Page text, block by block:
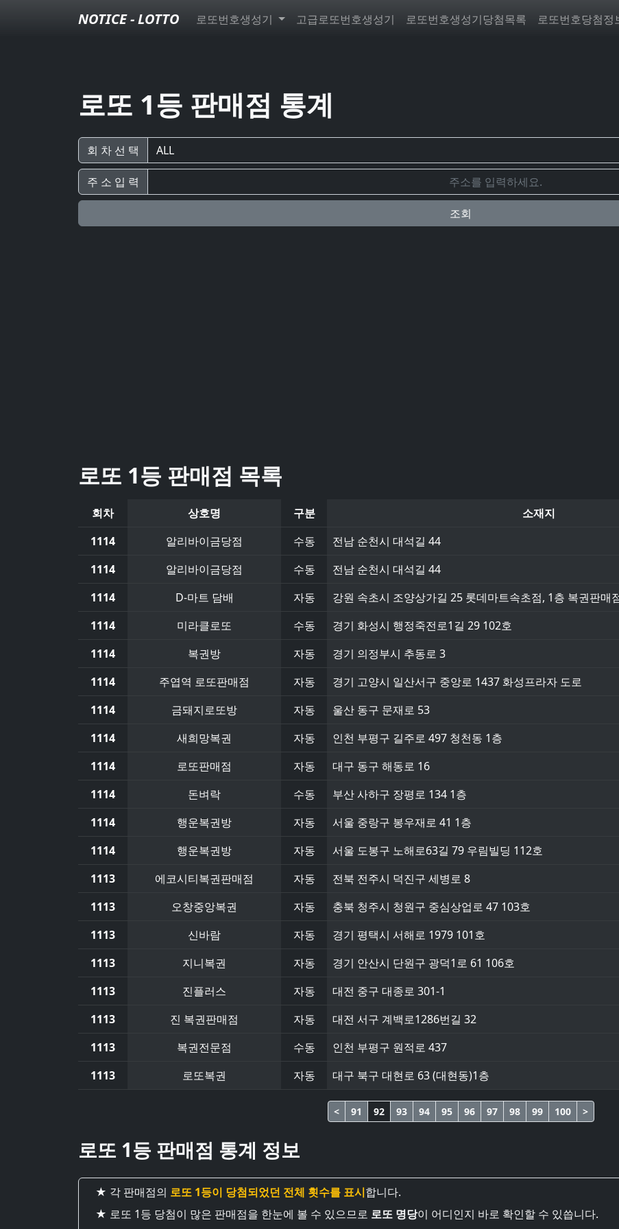
NOTICE - LOTTO 로또번호생성기 고급로또번호생성기 로또번호생성기당첨목록 로또번호당첨정
로또 1등 판매점 통계
회 차 선 택
주 소 입 력
조회
로또 1등 판매점 목록
회차 상호명 구분 소재지
1114
알리바이금당점 수동 전남 순천시 대석길 44
1114
알리바이금당점 수동 전남 순천시 대석길 44
1114
D-마트 담배 자동 강원 속초시 조양상가길 25 롯데마트속초점, 1층 복권판매
1114
미라클로또 수동 경기 화성시 행정죽전로1길 29 102호
1114
복권방 자동 경기 의정부시 추동로 3
1114
주엽역 로또판매점 자동 경기 고양시 일산서구 중앙로 1437 화성프라자 도로
1114
금돼지로또방 자동 울산 동구 문재로 53
1114
새희망복권 자동 인천 부평구 길주로 497 청천동 1층
1114
로또판매점 자동 대구 동구 해동로 16
1114
돈벼락 수동 부산 사하구 장평로 134 1층
1114
행운복권방 자동 서울 중랑구 봉우재로 41 1층
1114
행운복권방 자동 서울 도봉구 노해로63길 79 우림빌딩 112호
1113
에코시티복권판매점 자동 전북 전주시 덕진구 세병로 8
1113
오창중앙복권 자동 충북 청주시 청원구 중심상업로 47 103호
1113
신바람 자동 경기 평택시 서해로 1979 101호
1113
지니복권 자동 경기 안산시 단원구 광덕1로 61 106호
1113
진플러스 자동 대전 중구 대종로 301-1
1113
진 복권판매점 자동 대전 서구 계백로1286번길 32
1113
복권전문점 수동 인천 부평구 원적로 437
1113
로또복권 자동 대구 북구 대현로 63 (대현동)1층
< 91 92 93 94 95 96 97 98 99 100 >
로또 1등 판매점 통계 정보
★ 각 판매점의 로또 1등이 당첨되었던 전체 횟수를 표시합니다.
★ 로또 1등 당첨이 많은 판매점을 한눈에 볼 수 있으므로 로또 명당이 어디인지 바로 확인할 수 있씁니다.